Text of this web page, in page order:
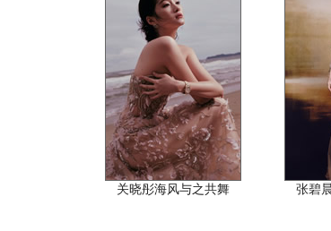
关晓彤海风与之共舞 张碧